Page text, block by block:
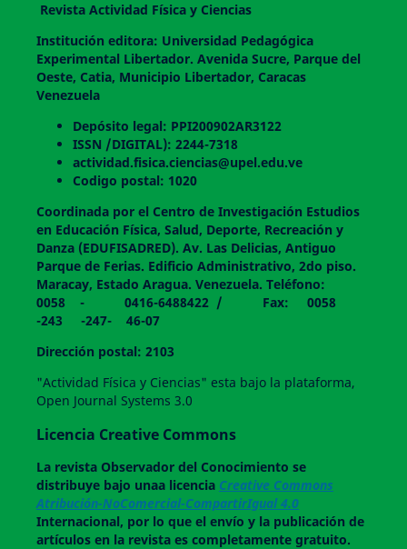
Revista Actividad Física y Ciencias
Institución editora: Universidad Pedagógica
Experimental Libertador. Avenida Sucre, Parque del
Oeste, Catia, Municipio Libertador, Caracas
Venezuela
Depósito legal: PPI200902AR3122
ISSN /DIGITAL): 2244-7318
actividad.fisica.ciencias@upel.edu.ve
Codigo postal: 1020
Coordinada por el Centro de Investigación Estudios
en Educación Física, Salud, Deporte, Recreación y
Danza (EDUFISADRED). Av. Las Delicias, Antiguo
Parque de Ferias. Edificio Administrativo, 2do piso.
Maracay, Estado Aragua. Venezuela. Teléfono:
0058 - 0416-6488422 / Fax: 0058
-243 -247- 46-07
Dirección postal: 2103
"Actividad Física y Ciencias" esta bajo la plataforma,
Open Journal Systems 3.0
Licencia Creative Commons
La revistaObservador del Conocimiento se
distribuye bajo unaa licencia Creative Commons
Atribución-NoComercial-CompartirIgual 4.0
Internacional, por lo que el envío y la publicación de
artículos en la revista es completamente gratuito.